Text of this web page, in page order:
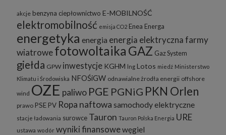
akcje benzyna ciepłownictwo E-MOBILNOŚĆ
elektromobilność emisja CO2 Enea Energa
energetyka energia energia elektrycznafarmy
wiatrowefotowoltaika GAZ Gaz System
giełda GPW inwestycje KGHM lng Lotos miedź Ministerstwo
Klimatu i Środowiska NFOŚiGW odnawialne żrodła energii offshore
wind OZE paliwo PGE PGNiG PKN Orlen
prawo PSE PV Ropa naftowa samochody elektryczne
stacje ładowania surowce Tauron Tauron Polska Energia URE
ustawa wodór wyniki finansowewęgiel